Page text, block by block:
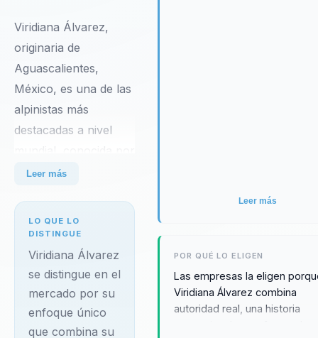
Viridiana Álvarez,
originaria de
Aguascalientes,
México, es una de las
alpinistas más
destacadas a nivel
su récord Guinness al
rápida en ascender
las tres montañas
más altas del mundo:
Everest, K2 y
Kanchenjunga,
utilizando oxígeno
Leer más
LO QUE LO
DISTINGUE
Viridiana Álvarez
se distingue en el
mercado por su
enfoque único
que combina su
Leer más
POR QUÉ LO ELIGEN
Las empresas la eligen
Viridiana Álvarez combina
autoridad real, una historia